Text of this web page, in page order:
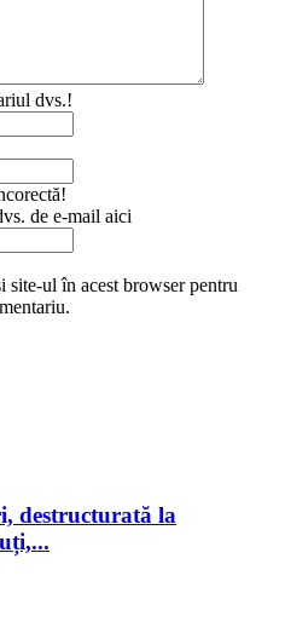
dvs.!
de e-mail aici
site-ul în acest browser pentru
destructurată la